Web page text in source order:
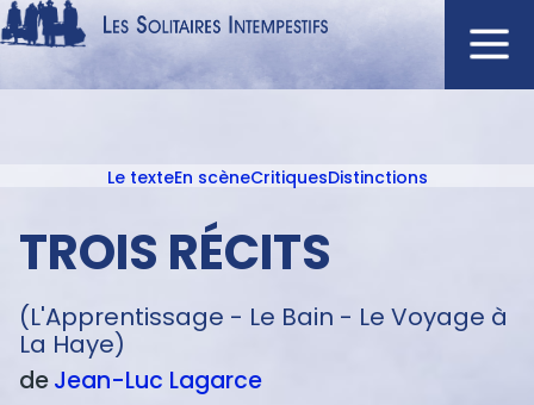
Aller
au
principal
Navigation
ACCUEIL
AUTEURS
À L'AFFICHE
CATALOGUE
DISTINCTIONS
texte
Le texteEn scèneCritiquesDistinctions
TROIS RÉCITS
(L'Apprentissage - Le Bain - Le Voyage à
La Haye)
deJean-Luc Lagarce